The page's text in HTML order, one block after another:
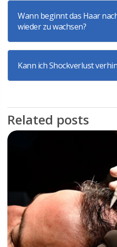
Wann beginnt das Haar
wieder zu wachsen?
Kann ich Shockverlust
Related posts